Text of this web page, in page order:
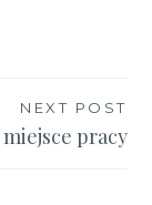
NEXT POST
pracy